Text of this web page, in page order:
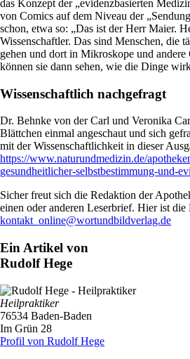
das Konzept der „evidenzbasierten
von Comics auf dem Niveau der
schon, etwa so: „Das ist der Herr Maier.
Wissenschaftler. Das sind Menschen, die
gehen und dort in Mikroskope und andere
können sie dann sehen, wie die Dinge
Wissenschaftlich nachgefragt
Dr. Behnke von der Carl und Veronika
Blättchen einmal angeschaut und sich
mit der Wissenschaftlichkeit in dieser
https://www.naturundmedizin.de/
gesundheitlicher-selbstbestimmung-und-
Sicher freut sich die Redaktion der
einen oder anderen Leserbrief. Hier ist die
kontakt_online@wortundbildverlag.de
Ein Artikel von
Rudolf Hege
Heilpraktiker
76534 Baden-Baden
Im Grün 28
Profil von Rudolf Hege